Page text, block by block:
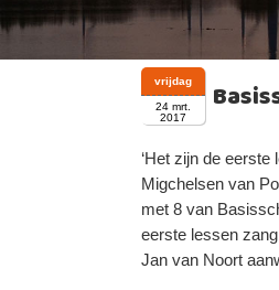
vrijdag
24 mrt.
2017
‘Het zijn de
Migchelsen van
met 8 van
eerste lessen
Jan van Noort